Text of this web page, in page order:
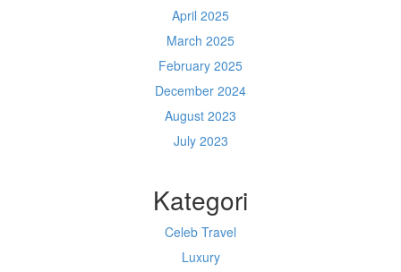
April 2025
March 2025
February 2025
December 2024
August 2023
July 2023
Kategori
Celeb Travel
Luxury